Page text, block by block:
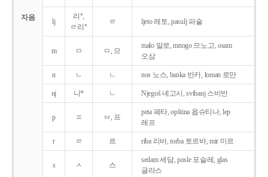
자음 lj
리*,
ㄹ리*
ㄹ ljeto 레토, pasulj 파술
m ㅁ ㅁ, 므
malo 말로, mnogo 므노고, osam
오삼
n ㄴ ㄴ nos 노스, banka 반카, loman 로만
nj 니* ㄴ Njegoš 녜고시, svibanj 스비반
p ㅍ ㅂ, 프
peta 페타, opština 옵슈티나, lep
레프
r ㄹ 르 riba 리바, torba 토르바, mir 미르
s ㅅ 스
sedam 세담, posle 포슬레, glas
글라스